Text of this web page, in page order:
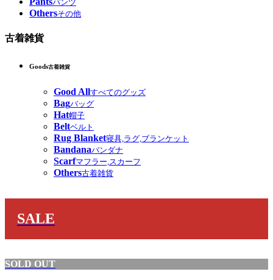
パンツ
Othersその他
古着雑貨
Goods古着雑貨
Good Allすべてのグッズ
Bagバッグ
Hat帽子
Beltベルト
Rug Blanket寝具,ラグ,ブランケット
Bandanaバンダナ
Scarfマフラー,スカーフ
Others古着雑貨
SALE
SOLD OUT